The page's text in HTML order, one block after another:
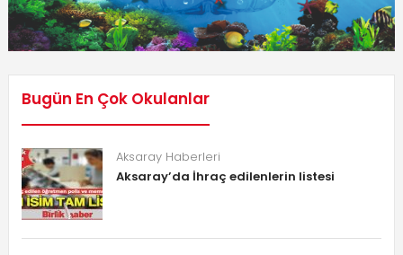
Bugün En Çok Okulanlar
Aksaray Haberleri
Aksaray’da İhraç edilenlerin listesi